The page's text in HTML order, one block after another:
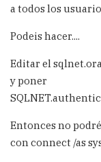
a todos los
Podeis hacer....
Editar el sqlnet.ora
y poner
Entonces no
con connect /as